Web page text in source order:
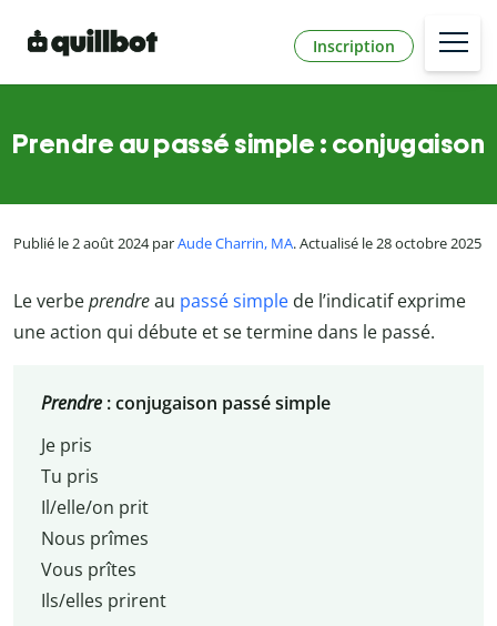
Inscription
Prendre au passé simple : conjugaison
Publié le 2 août 2024 parAude Charrin, MA. Actualisé le 28 octobre 2025
Le verbeprendreau passé simple de l’indicatif exprime
une action qui débute et se termine dans le passé.
Prendre: conjugaison passé simple
Je pris
Tu pris
Il/elle/on prit
Nous prîmes
Vous prîtes
Ils/elles prirent